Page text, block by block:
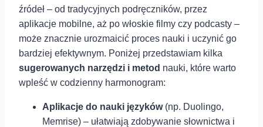
źródeł⁤ – od tradycyjnych podręczników, przez
aplikacje mobilne, aż po włoskie filmy czy podcasty –
może znacznie urozmaicić proces nauki i⁢ uczynić go
bardziej⁣ efektywnym.⁣ Poniżej przedstawiam kilka‍
sugerowanych narzędzi i ‍metod nauki, które warto
wpleść w codzienny harmonogram:
Aplikacje do nauki języków(np. Duolingo,
Memrise) – ułatwiają zdobywanie słownictwa i